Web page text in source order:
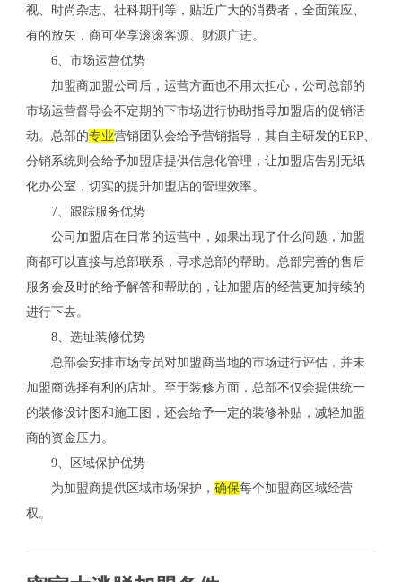
视、时尚杂志、社科期刊等，贴近广大的消费者，全面策应、
有的放矢，商可坐享滚滚客源、财源广进。
6、市场运营优势
加盟商加盟公司后，运营方面也不用太担心，公司总部的
市场运营督导会不定期的下市场进行协助指导加盟店的促销活
动。总部的专业营销团队会给予营销指导，其自主研发的ERP、
分销系统则会给予加盟店提供信息化管理，让加盟店告别无纸
化办公室，切实的提升加盟店的管理效率。
7、跟踪服务优势
公司加盟店在日常的运营中，如果出现了什么问题，加盟
商都可以直接与总部联系，寻求总部的帮助。总部完善的售后
服务会及时的给予解答和帮助的，让加盟店的经营更加持续的
进行下去。
8、选址装修优势
总部会安排市场专员对加盟商当地的市场进行评估，并未
加盟商选择有利的店址。至于装修方面，总部不仅会提供统一
的装修设计图和施工图，还会给予一定的装修补贴，减轻加盟
商的资金压力。
9、区域保护优势
为加盟商提供区域市场保护， 确保每个加盟商区域经营
权。